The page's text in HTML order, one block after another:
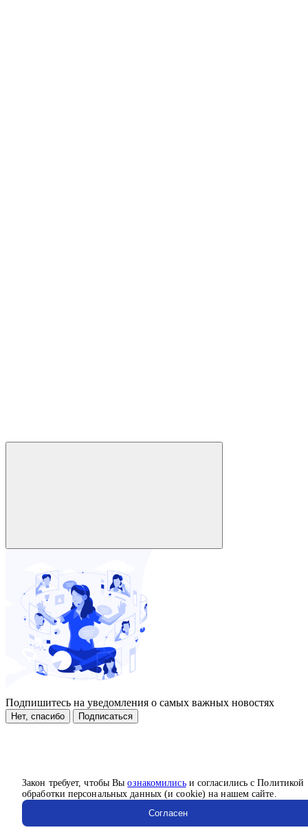
Закон требует, чтобы Выознакомилисьи согласились с Политикой
обработки персональных данных (и cookie) на нашем сайте.
Согласен
Подпишитесь на уведомления о самых важных новостях
Нет, спасибо Подписаться